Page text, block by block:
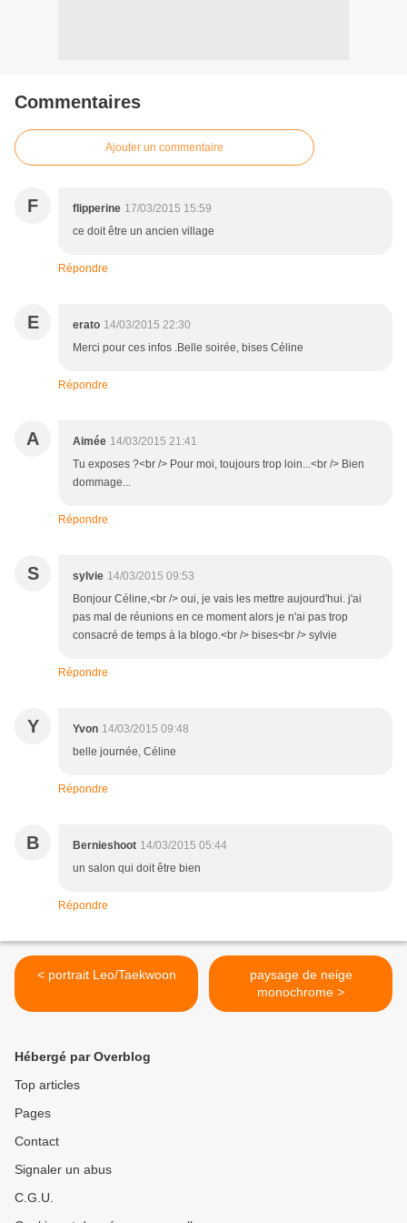
Commentaires
Ajouter un commentaire
F flipperine 17/03/2015 15:59
ce doit être un ancien village
Répondre
E erato 14/03/2015 22:30
Merci pour ces infos .Belle soirée, bises Céline
Répondre
A Aimée 14/03/2015 21:41
Tu exposes ?<br /> Pour moi, toujours trop loin...<br /> Bien
dommage...
Répondre
S sylvie 14/03/2015 09:53
Bonjour Céline,<br /> oui, je vais les mettre aujourd'hui. j'ai
pas mal de réunions en ce moment alors je n'ai pas trop
consacré de temps à la blogo.<br /> bises<br /> sylvie
Répondre
Y Yvon 14/03/2015 09:48
belle journée, Céline
Répondre
B Bernieshoot 14/03/2015 05:44
un salon qui doit être bien
Répondre
< portrait Leo/Taekwoon
paysage de neige
monochrome >
Hébergé par Overblog
Top articles
Pages
Contact
Signaler un abus
C.G.U.